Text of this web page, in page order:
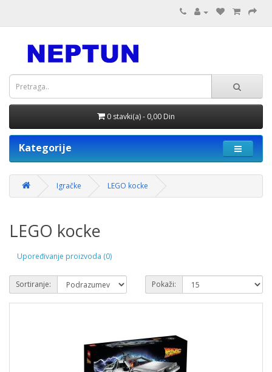
0 stavki(a) - 0,00 Din
Kategorije
Igračke LEGO kocke
LEGO kocke
Upoređivanje proizvoda (0)
Sortiranje: Pokaži: